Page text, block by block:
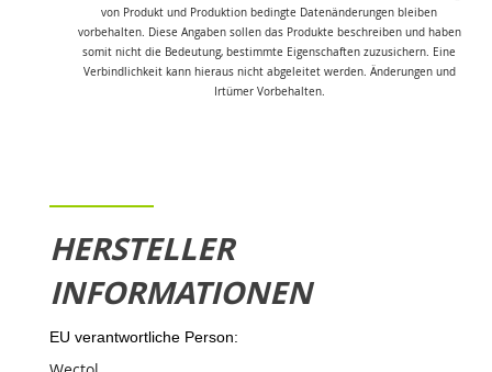
von Produkt und Produktion bedingte Datenänderungen bleiben
vorbehalten. Diese Angaben sollen das Produkte beschreiben und haben
somit nicht die Bedeutung, bestimmte Eigenschaften zuzusichern. Eine
Verbindlichkeit kann hieraus nicht abgeleitet werden. Änderungen und
Irtümer Vorbehalten.
HERSTELLER
INFORMATIONEN
EU verantwortliche Person: